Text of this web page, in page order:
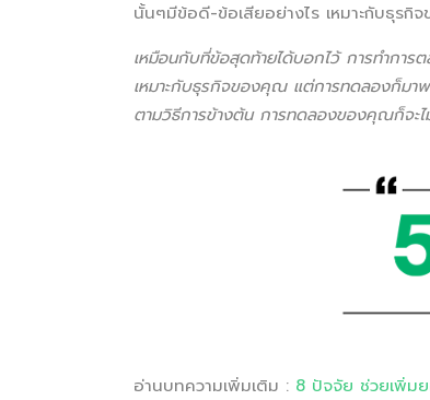
นั้นๆมีข้อดี-ข้อเสียอย่างไร เหมาะกับธุรกิ
เหมือนกับที่ข้อสุดท้ายได้บอกไว้ การทำการ
เหมาะกับธุรกิจของคุณ แต่การทดลองก็มา
ตามวิธีการข้างต้น การทดลองของคุณก็จะไ
อ่านบทความเพิ่มเติม : 8 ปัจจัย ช่วยเพิ่ม